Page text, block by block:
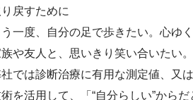
戻すために
う一度、自分の足で歩きたい。心ゆ
や友人と、思いきり笑い合いたい。
では診断治療に有用な測定値、又
を活用して、「“自分らしい”から